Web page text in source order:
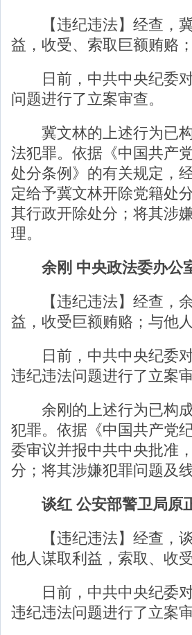
【违纪违法】经查，冀
益，收受、索取巨额贿赂
日前，中共中央纪委对
问题进行了立案审查。
冀文林的上述行为已构
法犯罪。依据《中国共产
处分条例》的有关规定，
定给予冀文林开除党籍处
其行政开除处分；将其涉
理。
余刚 中央政法委办公
【违纪违法】经查，余
益，收受巨额贿赂；与他人
日前，中共中央纪委对
违纪违法问题进行了立案审
余刚的上述行为已构成
犯罪。依据《中国共产党
委审议并报中共中央批准
分；将其涉嫌犯罪问题及
谈红 公安部警卫局原
【违纪违法】经查，谈
他人谋取利益，索取、收
日前，中共中央纪委对
违纪违法问题进行了立案审